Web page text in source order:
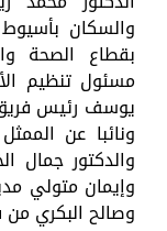
والسكان
بقطاع الصحة
مسئول تنظيم
يوسف رئيس فريق
ونائبا عن
والدكتور جمال
وإيمان متولي
وصالح البكري